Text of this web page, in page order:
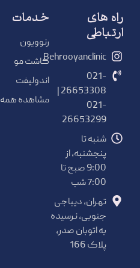
راه های
ارتباطی
Behrooyanclinic
021-
021-
26653299
شنبه تا
پنجشنبه، از
9:00 صبح تا
7:00 شب
تهران، دیباجی
جنوبی، نرسیده
به اتوبان صدر،
پلاک 166
خدمات
رنوویون
کاشت مو
اندولیفت
مشاهده همه